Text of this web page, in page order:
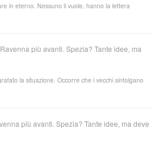
in eterno. Nessuno li vuole, hanno la lettera
più avanti. Spezia? Tante idee, ma
la situazione. Occorre che i vecchi sintolgano
più avanti. Spezia? Tante idee, ma deve